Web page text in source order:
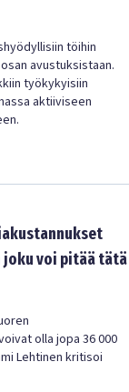
töihin
avustuksistaan.
työkykyisiin
aktiiviseen
joku voi pitää tätä
olla jopa 36 000
Lehtinen kritisoi